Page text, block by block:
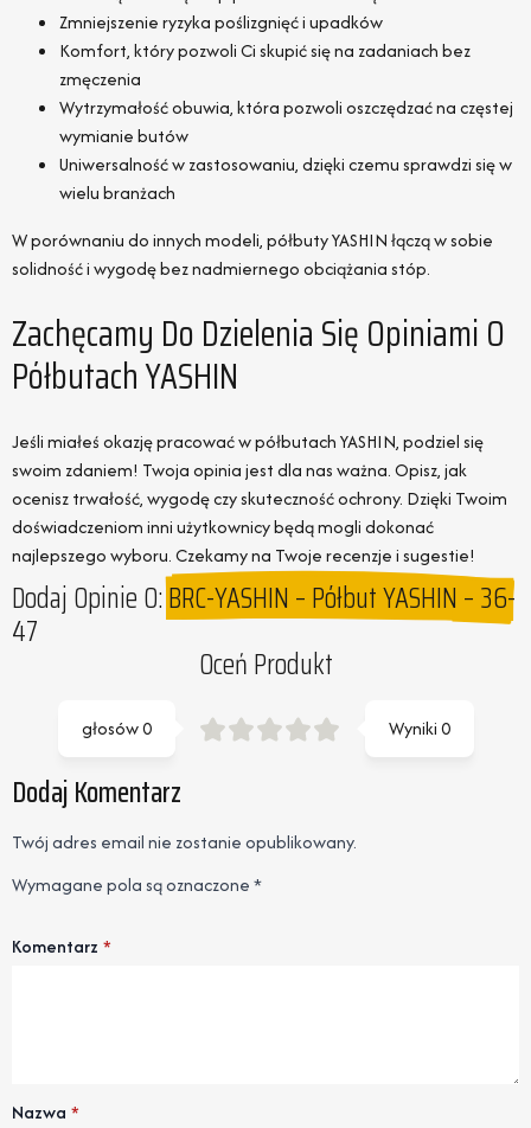
Zmniejszenie ryzyka poślizgnięć i upadków
Komfort, który pozwoli Ci skupić się na zadaniach bez
zmęczenia
Wytrzymałość obuwia, która pozwoli oszczędzać na częstej
wymianie butów
Uniwersalność w zastosowaniu, dzięki czemu sprawdzi się w
wielu branżach
W porównaniu do innych modeli, półbuty YASHIN łączą w sobie
solidność i wygodę bez nadmiernego obciążania stóp.
Zachęcamy Do Dzielenia Się Opiniami O
Półbutach YASHIN
Jeśli miałeś okazję pracować w półbutach YASHIN, podziel się
swoim zdaniem! Twoja opinia jest dla nas ważna. Opisz, jak
ocenisz trwałość, wygodę czy skuteczność ochrony. Dzięki Twoim
doświadczeniom inni użytkownicy będą mogli dokonać
najlepszego wyboru. Czekamy na Twoje recenzje i sugestie!
Dodaj Opinie O:BRC-YASHIN – Półbut YASHIN – 36-
47
Oceń Produkt
Wyniki0
głosów0
Dodaj Komentarz
Twój adres email nie zostanie opublikowany.
Wymagane pola są oznaczone*
Komentarz *
Nazwa *